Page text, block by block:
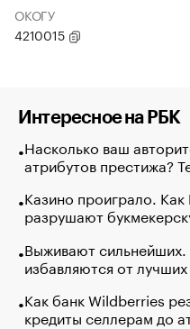
ОКОГУ
4210015
Интересное на РБК
Насколько ваш
атрибутов престижа?
Казино проиграло.
разрушают
Выживают
избавляются от
Как банк Wildberries
кредиты селлерам до